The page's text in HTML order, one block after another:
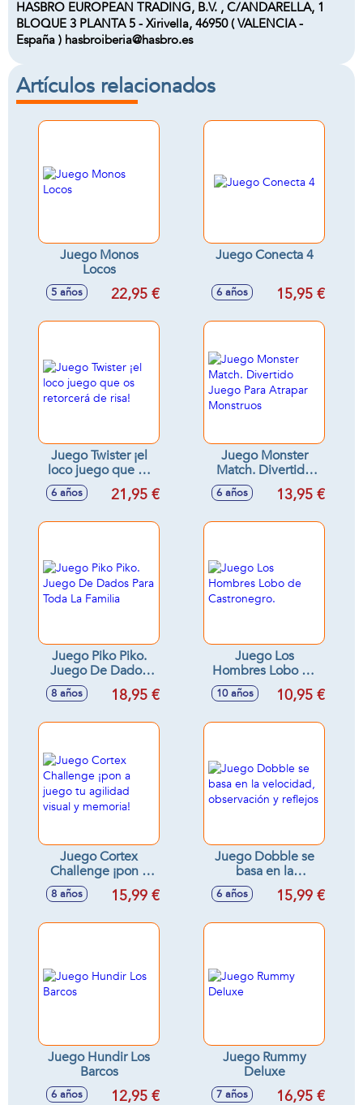
HASBRO EUROPEAN TRADING, B.V. , C/ANDARELLA, 1
BLOQUE 3 PLANTA 5 - Xirivella, 46950 ( VALENCIA -
España ) hasbroiberia@hasbro.es
Artículos relacionados
Juego Monos
Locos
5 años 22,95 €
Juego Conecta 4
6 años 15,95 €
Juego Twister ¡el
loco juego que os
retorcerá de risa!
6 años 21,95 €
Juego Monster
Match. Divertido
Juego Para Atrapar
Monstruos
6 años 13,95 €
Juego Piko Piko.
Juego De Dados
Para Toda La
Familia
8 años 18,95 €
Juego Los
Hombres Lobo de
Castronegro.
10 años 10,95 €
Juego Cortex
Challenge ¡pon a
juego tu agilidad
visual y memoria!
8 años 15,99 €
Juego Dobble se
basa en la
velocidad,
observación y
6 años 15,99 €
Juego Hundir Los
Barcos
6 años 12,95 €
Juego Rummy
Deluxe
7 años 16,95 €